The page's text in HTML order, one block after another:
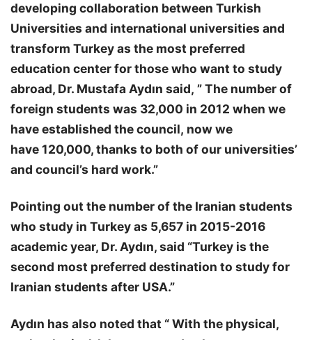
developing collaboration between Turkish
Universities and international universities and
transform Turkey as the most preferred
education center for those who want to study
abroad, Dr. Mustafa Aydın said, ” The number of
foreign students was 32,000 in 2012 when we
have established the council, now we
have 120,000, thanks to both of our universities’
and council’s hard work.”
Pointing out the number of the Iranian students
who study in Turkey as 5,657 in 2015-2016
academic year, Dr. Aydın, said “Turkey is the
second most preferred destination to study for
Iranian students after USA.”
Aydın has also noted that “ With the physical,